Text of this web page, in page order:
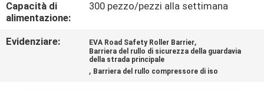
Capacità di
alimentazione:
300 pezzo/pezzi alla settimana
Evidenziare: EVA Road Safety Roller Barrier,
Barriera del rullo di sicurezza della guardavia
della strada principale
, Barriera del rullo compressore di iso